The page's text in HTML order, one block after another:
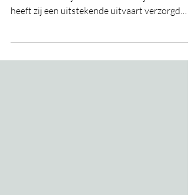
Wij hebben Patricia leren kennen bij de
heeft zij een uitstekende uitvaart verzorgd